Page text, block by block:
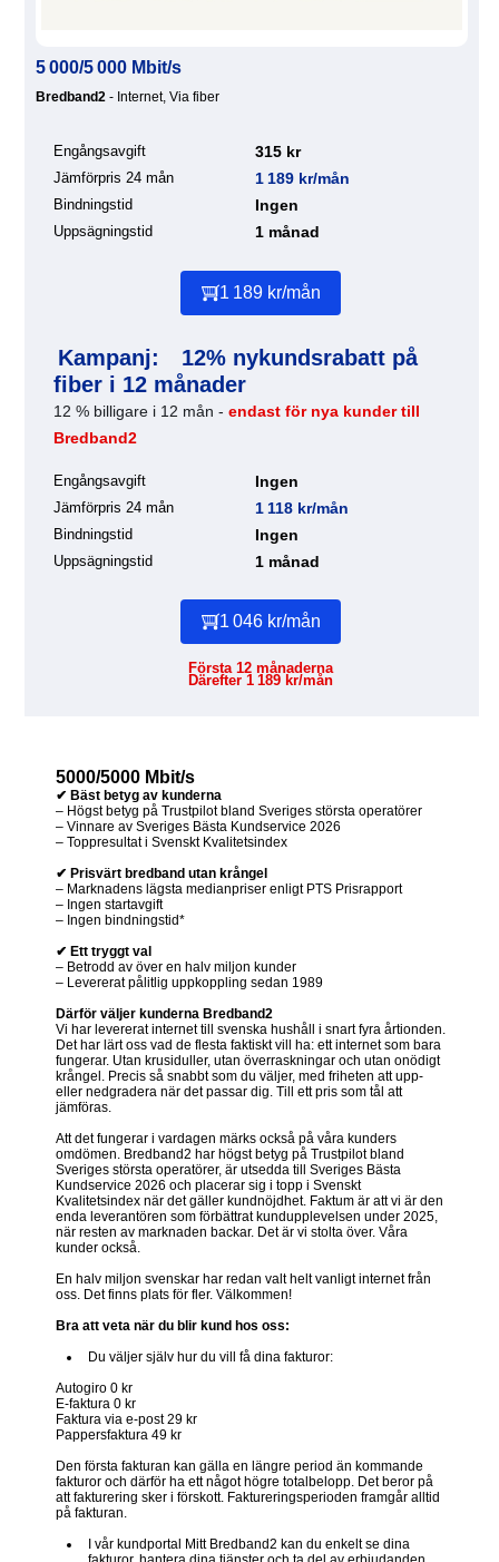
5 000/5 000 Mbit/s
Bredband2 - Internet, Via fiber
Engångsavgift 315 kr
Jämförpris 24 mån 1 189 kr/mån
Bindningstid Ingen
Uppsägningstid 1 månad
1 189 kr/mån
Kampanj:
12% nykundsrabatt på
fiber i 12 månader
12 % billigare i 12 mån - endast för nya kunder till
Bredband2
Engångsavgift Ingen
Jämförpris 24 mån 1 118 kr/mån
Bindningstid Ingen
Uppsägningstid 1 månad
1 046 kr/mån
Första 12 månaderna
Därefter 1 189 kr/mån
5000/5000 Mbit/s
✔ Bäst betyg av kunderna
– Högst betyg på Trustpilot bland Sveriges största operatörer
– Vinnare av Sveriges Bästa Kundservice 2026
– Toppresultat i Svenskt Kvalitetsindex
✔ Prisvärt bredband utan krångel
– Marknadens lägsta medianpriser enligt PTS Prisrapport
– Ingen startavgift
– Ingen bindningstid*
✔ Ett tryggt val
– Betrodd av över en halv miljon kunder
– Levererat pålitlig uppkoppling sedan 1989
Därför väljer kunderna Bredband2
Vi har levererat internet till svenska hushåll i snart fyra årtionden.
Det har lärt oss vad de flesta faktiskt vill ha: ett internet som bara
fungerar. Utan krusiduller, utan överraskningar och utan onödigt
krångel. Precis så snabbt som du väljer, med friheten att upp-
eller nedgradera när det passar dig. Till ett pris som tål att
jämföras.
Att det fungerar i vardagen märks också på våra kunders
omdömen. Bredband2 har högst betyg på Trustpilot bland
Sveriges största operatörer, är utsedda till Sveriges Bästa
Kundservice 2026 och placerar sig i topp i Svenskt
Kvalitetsindex när det gäller kundnöjdhet. Faktum är att vi är den
enda leverantören som förbättrat kundupplevelsen under 2025,
när resten av marknaden backar. Det är vi stolta över. Våra
kunder också.
En halv miljon svenskar har redan valt helt vanligt internet från
oss. Det finns plats för fler. Välkommen!
Bra att veta när du blir kund hos oss:
Du väljer själv hur du vill få dina fakturor:
Autogiro 0 kr
E-faktura 0 kr
Faktura via e-post 29 kr
Pappersfaktura 49 kr
Den första fakturan kan gälla en längre period än kommande
fakturor och därför ha ett något högre totalbelopp. Det beror på
att fakturering sker i förskott. Faktureringsperioden framgår alltid
på fakturan.
I vår kundportal Mitt Bredband2 kan du enkelt se dina